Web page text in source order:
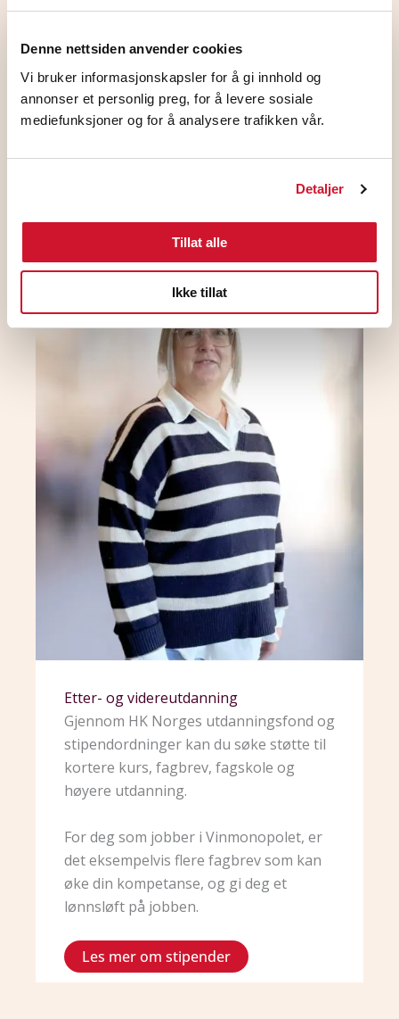
Denne nettsiden anvender cookies
Vi bruker informasjonskapsler for å gi innhold og
annonser et personlig preg, for å levere sosiale
mediefunksjoner og for å analysere trafikken vår.
Detaljer
Tillat alle
Ikke tillat
dekker alle kostnader, og kursene er
utvides med toppskolering, for
eksempel innenfor arbeidsrett og
arbeidsmiljø.
Etter- og videreutdanning
Gjennom HK Norges utdanningsfond og
stipendordninger kan du søke støtte til
kortere kurs, fagbrev, fagskole og
høyere utdanning.
For deg som jobber i Vinmonopolet, er
det eksempelvis flere fagbrev som kan
øke din kompetanse, og gi deg et
lønnsløft på jobben.
Les mer om stipender